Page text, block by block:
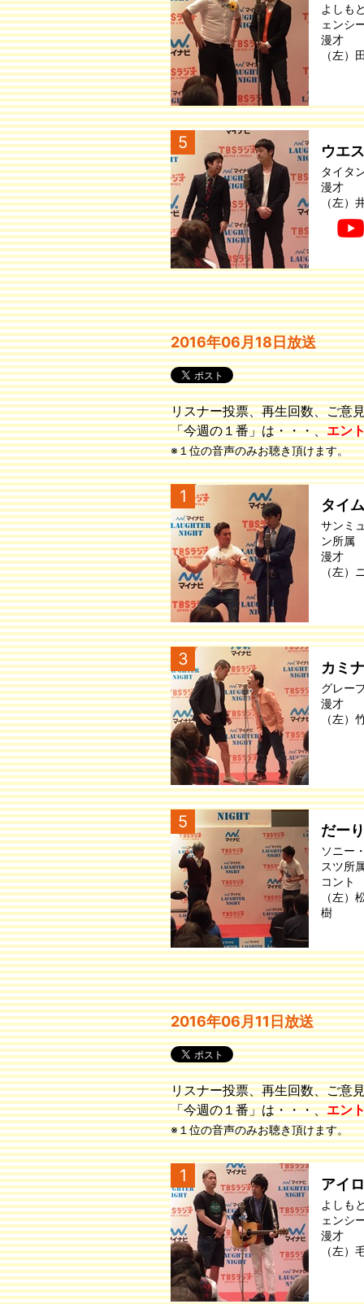
よしも
ェンシ
漫才
（左
5 ウエ
タイタ
漫才
（左
2016年06月18日放送
リスナー投票、再生回数、ご意
「今週の１番」は・・・、エン
※１位の音声のみお聴き頂けます。
1 タイ
サンミ
ン所属
漫才
（左
3 カミ
グレー
漫才
（左
5 だー
ソニー
スツ所
コント
（左
樹
2016年06月11日放送
リスナー投票、再生回数、ご意
「今週の１番」は・・・、エン
※１位の音声のみお聴き頂けます。
1 アイ
よしも
ェンシ
漫才
（左